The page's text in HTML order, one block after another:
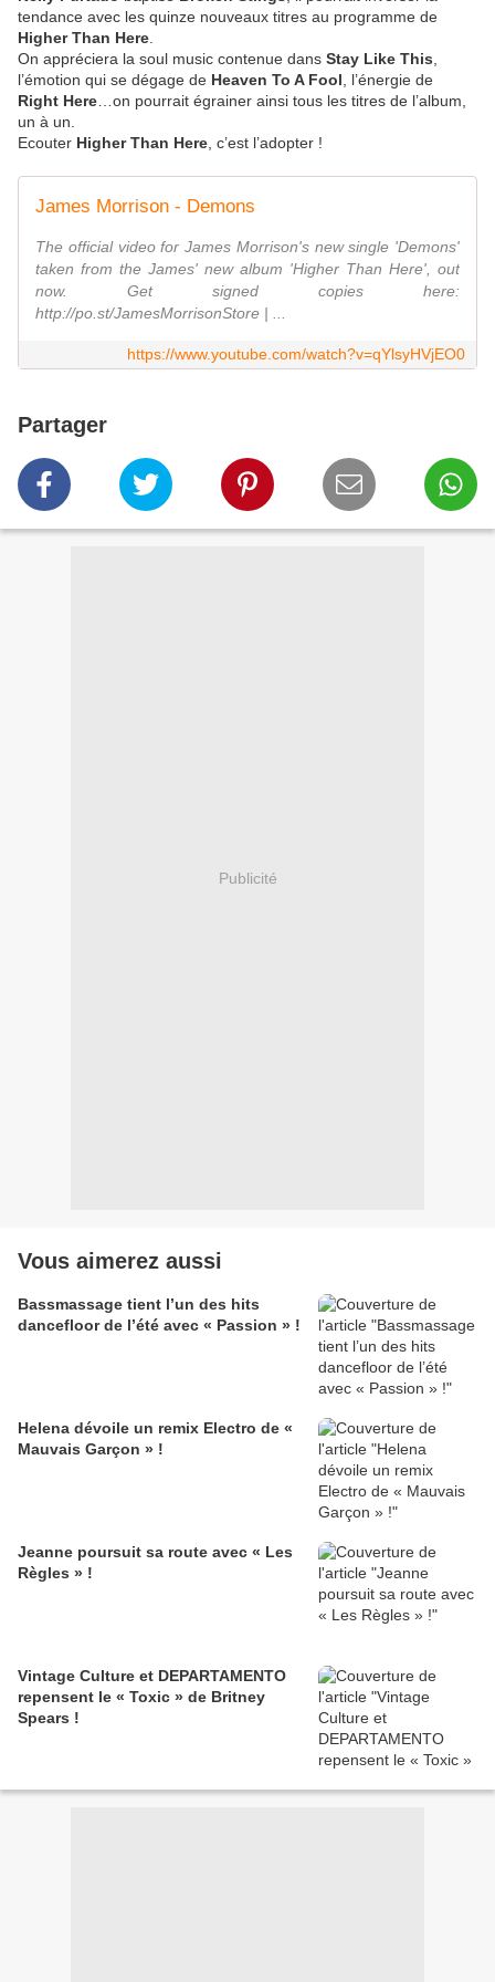
tendance avec les quinze nouveaux titres au programme de
Higher Than Here
On appréciera la soul music contenue dans Stay Like This
l’émotion qui se dégage de Heaven To A Fool , l’énergie de
Right Here …on pourrait égrainer ainsi tous les titres de l’album,
un à un.
Ecouter Higher Than Here , c’est l’adopter !
James Morrison - Demons
The official video for James Morrison's new single 'Demons'
taken from the James' new album 'Higher Than Here', out
now. Get signed copies here:
http://po.st/JamesMorrisonStore | ...
https://www.youtube.com/watch?v=qYlsyHVjEO0
Partager
Publicité
Vous aimerez aussi
Bassmassage tient l’un des hits
dancefloor de l’été avec « Passion » !
Helena dévoile un remix Electro de «
Mauvais Garçon » !
Jeanne poursuit sa route avec « Les
Règles » !
Vintage Culture et DEPARTAMENTO
repensent le « Toxic » de Britney
Spears !